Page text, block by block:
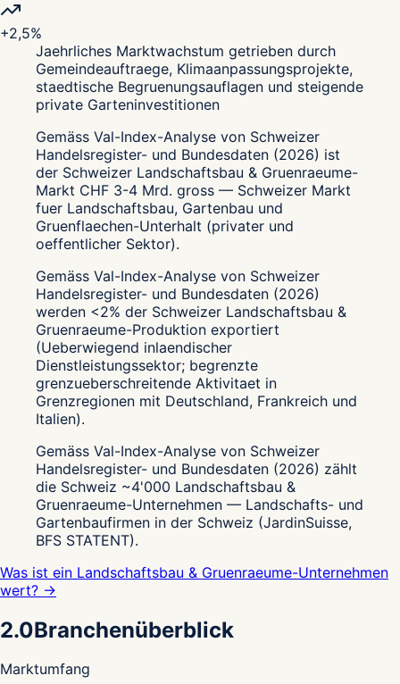
+2,5%
Jaehrliches Marktwachstum getrieben durch
Gemeindeauftraege, Klimaanpassungsprojekte,
staedtische Begruenungsauflagen und steigende
private Garteninvestitionen
Gemäss Val-Index-Analyse von Schweizer
Handelsregister- und Bundesdaten (2026) ist
der Schweizer Landschaftsbau & Gruenraeume-
Markt CHF 3-4 Mrd. gross — Schweizer Markt
fuer Landschaftsbau, Gartenbau und
Gruenflaechen-Unterhalt (privater und
oeffentlicher Sektor).
Gemäss Val-Index-Analyse von Schweizer
Handelsregister- und Bundesdaten (2026)
werden <2% der Schweizer Landschaftsbau &
Gruenraeume-Produktion exportiert
(Ueberwiegend inlaendischer
Dienstleistungssektor; begrenzte
grenzueberschreitende Aktivitaet in
Grenzregionen mit Deutschland, Frankreich und
Italien).
Gemäss Val-Index-Analyse von Schweizer
Handelsregister- und Bundesdaten (2026) zählt
die Schweiz ~4'000 Landschaftsbau &
Gruenraeume-Unternehmen — Landschafts- und
Gartenbaufirmen in der Schweiz (JardinSuisse,
BFS STATENT).
Was ist ein Landschaftsbau & Gruenraeume-Unternehmen
wert? →
2.0Branchenüberblick
Marktumfang